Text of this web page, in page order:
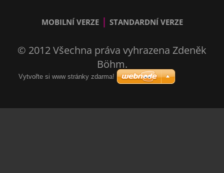
MOBILNÍ VERZE | STANDARDNÍ VERZE
© 2012 Všechna práva vyhrazena Zdeněk
Böhm.
Vytvořte si www stránky zdarma!